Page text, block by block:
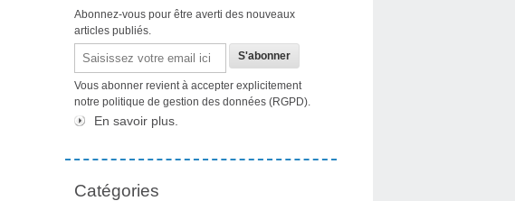
Abonnez-vous pour être averti des nouveaux
articles publiés.
Email
Vous abonner revient à accepter explicitement
notre politique de gestion des données (RGPD).
En savoir plus.
Catégories